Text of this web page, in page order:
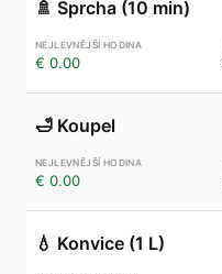
🚿 Sprcha (10 min)
€ 0.00
🛁 Koupel
€ 0.00
💧 Konvice (1 L)